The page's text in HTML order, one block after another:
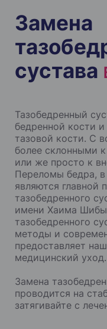
Замена
сустава
Тазобедренный
бедренной кости
тазовой кости. С
более склонными
или же просто к
Переломы бедра, в
являются главной
тазобедренного
имени Хаима
тазобедренного
методы и
предоставляет
медицинский уход.
Замена
проводится на
затягивайте с